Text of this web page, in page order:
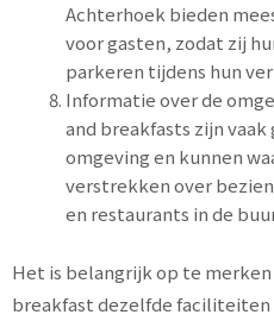
Achterhoek bieden
voor gasten, zodat zij
parkeren tijdens hun
Informatie over de
and breakfasts zijn
omgeving en kunnen
verstrekken over
en restaurants in de
Het is belangrijk op te
breakfast dezelfde faciliteiten